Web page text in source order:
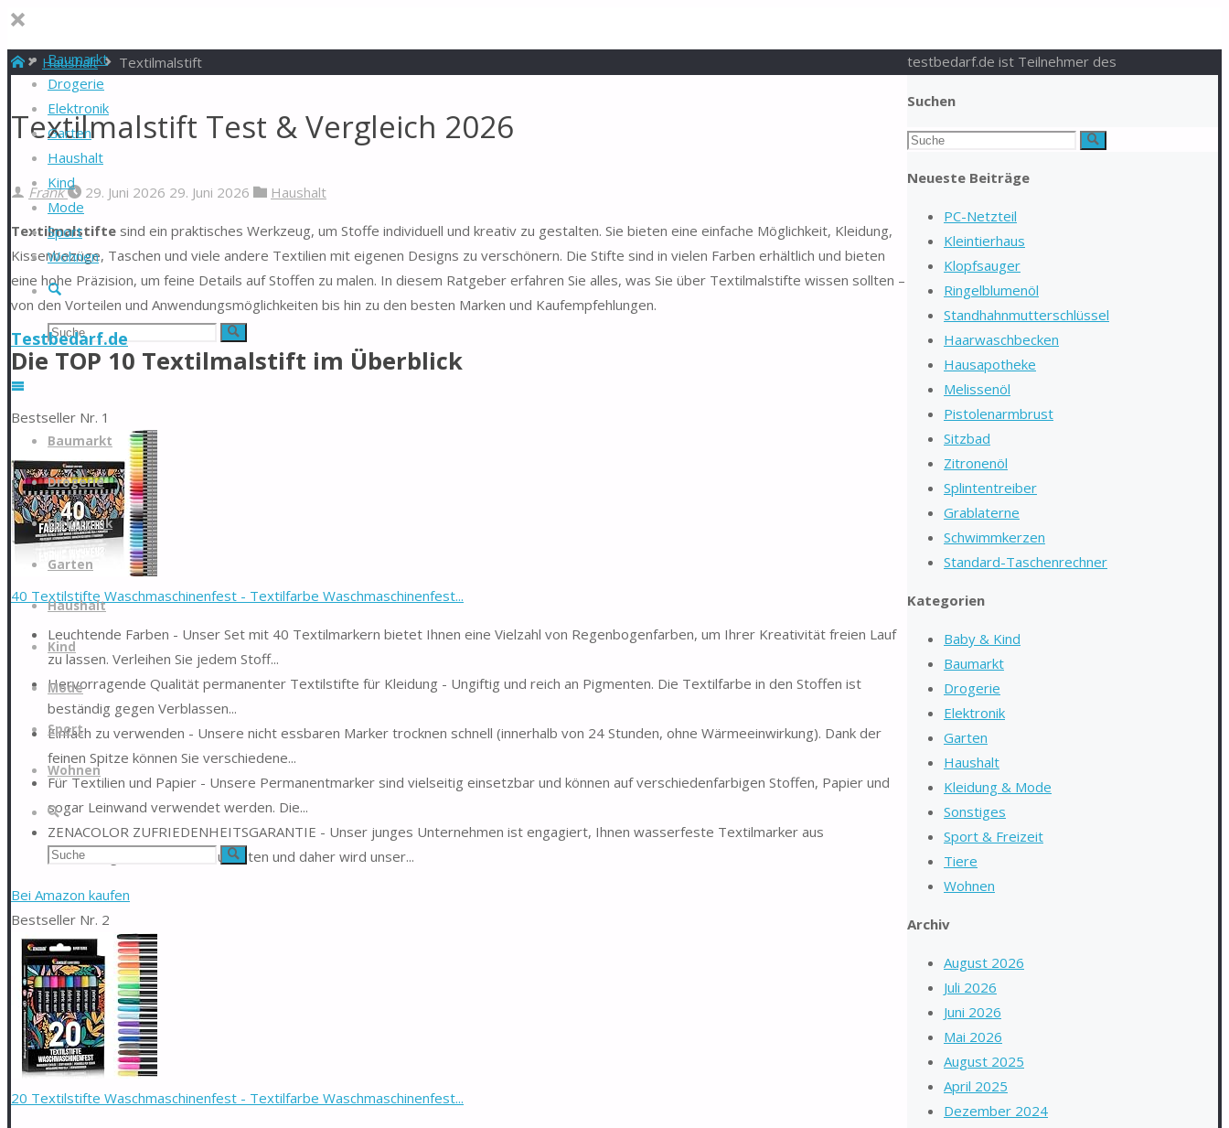
Baumarkt
Drogerie
Elektronik
Garten
Haushalt
Kind
Mode
Sport
Wohnen
Suche
Suchen
nach:
Suche
Testbedarf.de
Inhalt
springen
Baumarkt
Drogerie
Elektronik
Garten
Haushalt
Kind
Mode
Sport
Wohnen
Suche
Suchen
nach:
Suche
StartHaushalt Textilmalstift
Textilmalstift Test & Vergleich 2026
Frank 29. Juni 2026 29. Juni 2026 Haushalt
Textilmalstifte sind ein praktisches Werkzeug, um Stoffe individuell und kreativ zu gestalten. Sie bieten eine einfache Möglichkeit, Kleidung,
Kissenbezüge, Taschen und viele andere Textilien mit eigenen Designs zu verschönern. Die Stifte sind in vielen Farben erhältlich und bieten
eine hohe Präzision, um feine Details auf Stoffen zu malen. In diesem Ratgeber erfahren Sie alles, was Sie über Textilmalstifte wissen sollten –
von den Vorteilen und Anwendungsmöglichkeiten bis hin zu den besten Marken und Kaufempfehlungen.
Die TOP 10 Textilmalstift im Überblick
Bestseller Nr. 1
40 Textilstifte Waschmaschinenfest - Textilfarbe Waschmaschinenfest...
Leuchtende Farben - Unser Set mit 40 Textilmarkern bietet Ihnen eine Vielzahl von Regenbogenfarben, um Ihrer Kreativität freien Lauf
zu lassen. Verleihen Sie jedem Stoff...
Hervorragende Qualität permanenter Textilstifte für Kleidung - Ungiftig und reich an Pigmenten. Die Textilfarbe in den Stoffen ist
beständig gegen Verblassen...
Einfach zu verwenden - Unsere nicht essbaren Marker trocknen schnell (innerhalb von 24 Stunden, ohne Wärmeeinwirkung). Dank der
feinen Spitze können Sie verschiedene...
Für Textilien und Papier - Unsere Permanentmarker sind vielseitig einsetzbar und können auf verschiedenfarbigen Stoffen, Papier und
sogar Leinwand verwendet werden. Die...
ZENACOLOR ZUFRIEDENHEITSGARANTIE - Unser junges Unternehmen ist engagiert, Ihnen wasserfeste Textilmarker aus
hochwertigen Materialien zu bieten und daher wird unser...
Bei Amazon kaufen
Bestseller Nr. 2
20 Textilstifte Waschmaschinenfest - Textilfarbe Waschmaschinenfest...
Suchen
Suchen
Suche
Neueste Beiträge
PC-Netzteil
Kleintierhaus
Klopfsauger
Ringelblumenöl
Standhahnmutterschlüssel
Haarwaschbecken
Hausapotheke
Melissenöl
Pistolenarmbrust
Sitzbad
Zitronenöl
Splintentreiber
Grablaterne
Schwimmkerzen
Standard-Taschenrechner
Kategorien
Baby & Kind
Baumarkt
Drogerie
Elektronik
Garten
Haushalt
Kleidung & Mode
Sonstiges
Sport & Freizeit
Tiere
Wohnen
Archiv
August 2026
Juli 2026
Juni 2026
Mai 2026
August 2025
April 2025
Dezember 2024
testbedarf.de ist Teilnehmer des